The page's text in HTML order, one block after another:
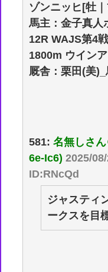
ゾンニッヒ[牡
馬主：金子真人
12R WAJS第4
1800m ウイン
厩舎：栗田(美
581:名無しさ
6e-Ic6) 2025/
ID:RNcQd
ジャスティ
ークスを目